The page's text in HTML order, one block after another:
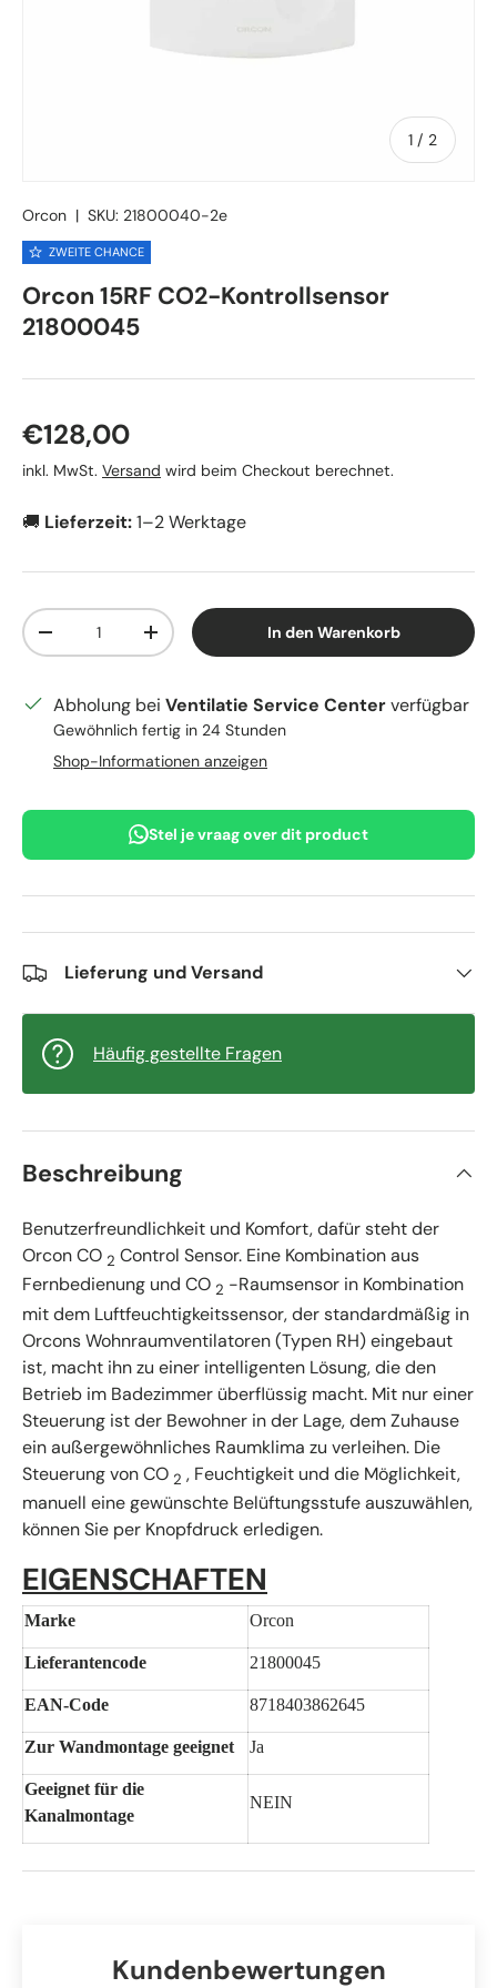
1 / von
2
Orcon | SKU: 21800040-2e
ZWEITE CHANCE
Orcon 15RF CO2-Kontrollsensor
21800045
Normaler Preis
€128,00
inkl. MwSt. Versand wird beim Checkout berechnet.
🚚 Lieferzeit:1–2 Werktage
Anzahl
Menge verringernMenge erhöhen In den Warenkorb
Abholung bei Ventilatie Service Centerverfügbar
Gewöhnlich fertig in 24 Stunden
Shop-Informationen anzeigen
Stel je vraag over dit product
Lieferung und Versand
Häufig gestellte Fragen
Beschreibung
Benutzerfreundlichkeit und Komfort, dafür steht der
Orcon CO 2 Control Sensor. Eine Kombination aus
Fernbedienung und CO 2 -Raumsensor in Kombination
mit dem Luftfeuchtigkeitssensor, der standardmäßig in
Orcons Wohnraumventilatoren (Typen RH) eingebaut
ist, macht ihn zu einer intelligenten Lösung, die den
Betrieb im Badezimmer überflüssig macht. Mit nur einer
Steuerung ist der Bewohner in der Lage, dem Zuhause
ein außergewöhnliches Raumklima zu verleihen. Die
Steuerung von CO 2 , Feuchtigkeit und die Möglichkeit,
manuell eine gewünschte Belüftungsstufe auszuwählen,
können Sie per Knopfdruck erledigen.
EIGENSCHAFTEN
Marke Orcon
Lieferantencode 21800045
EAN-Code 8718403862645
Zur Wandmontage geeignet Ja
Geeignet für die
Kanalmontage
NEIN
Kundenbewertungen